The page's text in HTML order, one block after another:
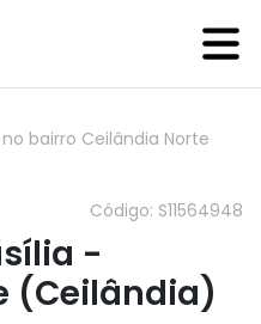
bairro Ceilândia Norte
Código: S11564948
-
(Ceilândia)